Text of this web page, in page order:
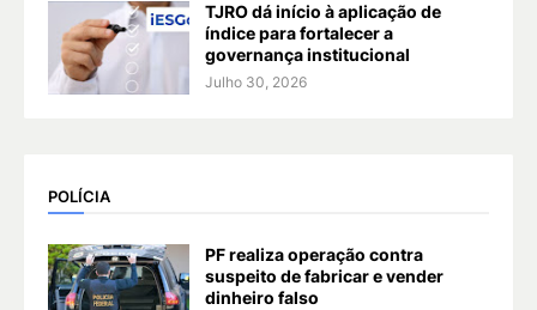
TJRO dá início à aplicação de
índice para fortalecer a
governança institucional
Julho 30, 2026
POLÍCIA
PF realiza operação contra
suspeito de fabricar e vender
dinheiro falso